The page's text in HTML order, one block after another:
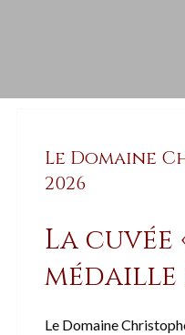
Le Domaine
2026
La cuvée
médaille
Le Domaine